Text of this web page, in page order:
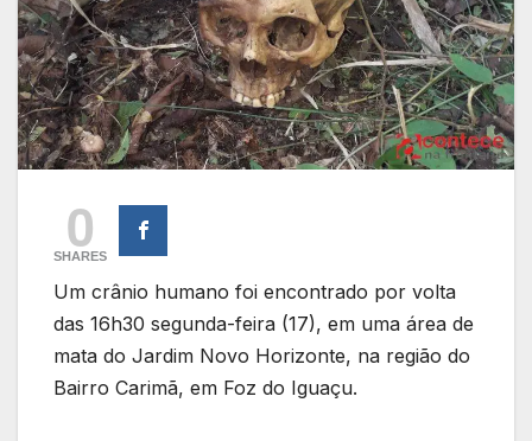
0
SHARES
Um crânio humano foi encontrado por volta
das 16h30 segunda-feira (17), em uma área de
mata do Jardim Novo Horizonte, na região do
Bairro Carimã, em Foz do Iguaçu.